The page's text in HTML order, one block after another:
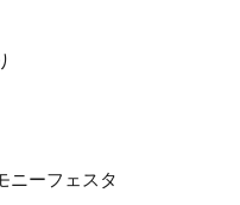
ニーフェスタ